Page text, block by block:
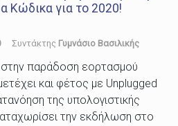
Κώδικα για το 2020!
Συντάκτης Γυμνάσιο Βασιλικής
παράδοση εορτασμού
και φέτος με Unplugged
της υπολογιστικής
την εκδήλωση στο